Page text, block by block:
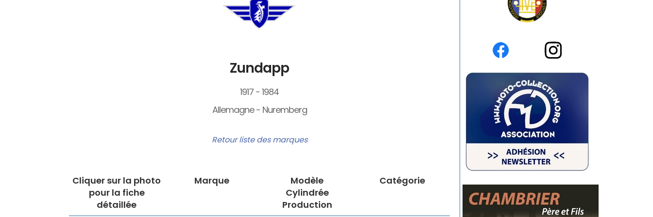
Zundapp
1917 - 1984
Allemagne - Nuremberg
Retour liste des marques
Cliquer sur la photo
pour la fiche
détaillée
Marque
Modèle
Cylindrée
Production
Catégorie